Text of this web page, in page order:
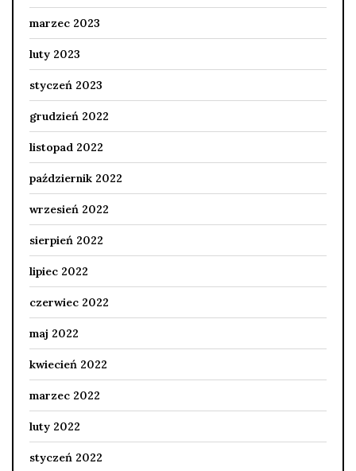
marzec 2023
luty 2023
styczeń 2023
grudzień 2022
listopad 2022
październik 2022
wrzesień 2022
sierpień 2022
lipiec 2022
czerwiec 2022
maj 2022
kwiecień 2022
marzec 2022
luty 2022
styczeń 2022